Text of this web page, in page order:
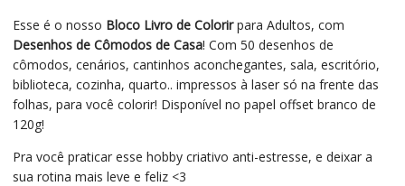
Esse é o nosso Bloco Livro de Colorirpara Adultos, com
Desenhos de Cômodos de Casa! Com 50 desenhos de
cômodos, cenários, cantinhos aconchegantes, sala, escritório,
biblioteca, cozinha, quarto.. impressos à laser só na frente das
folhas, para você colorir! Disponível no papel offset branco de
120g!
Pra você praticar esse hobby criativo anti-estresse, e deixar a
sua rotina mais leve e feliz <3